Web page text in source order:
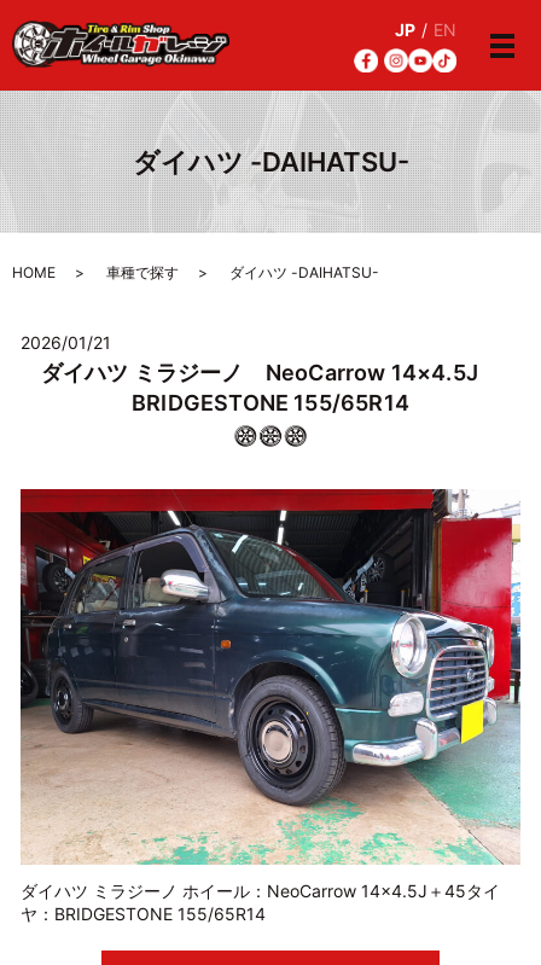
JP / EN
メ
ダイハツ -DAIHATSU-
HOME 車種で探す ダイハツ -DAIHATSU-
2026/01/21
ダイハツ ミラジーノ NeoCarrow 14×4.5J
BRIDGESTONE 155/65R14
ダイハツ ミラジーノ ホイール：NeoCarrow 14×4.5J＋45タイ
ヤ：BRIDGESTONE 155/65R14